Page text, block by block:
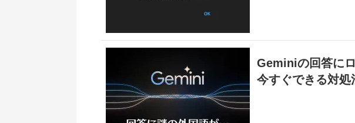
Geminiの回答に
今すぐできる対処